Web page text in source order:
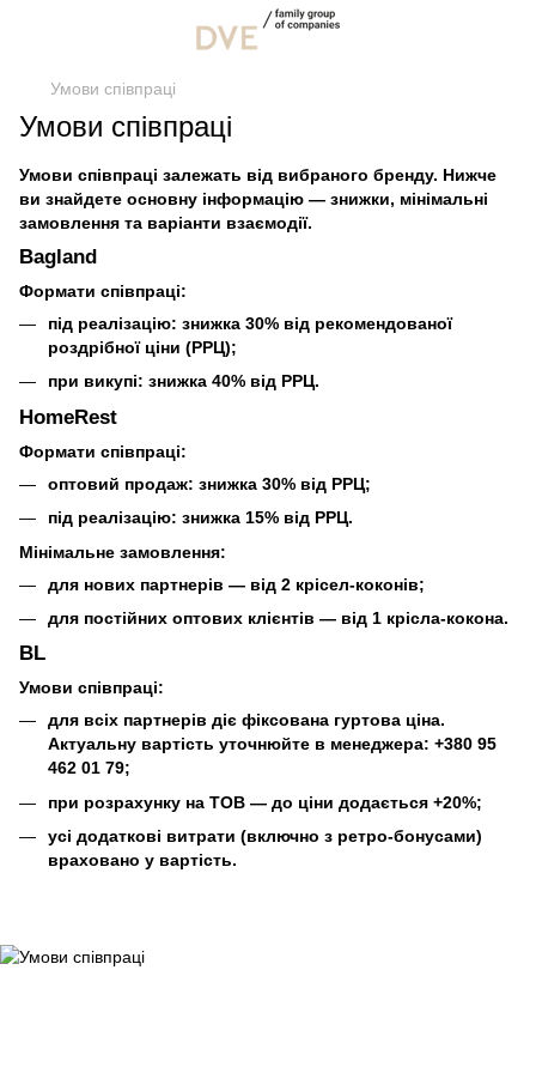
Умови співпраці
Умови співпраці
Умови співпраці залежать від вибраного бренду. Нижче
ви знайдете основну інформацію — знижки, мінімальні
замовлення та варіанти взаємодії.
Bagland
Формати співпраці:
під реалізацію: знижка 30% від рекомендованої
роздрібної ціни (РРЦ);
при викупі: знижка 40% від РРЦ.
HomeRest
Формати співпраці:
оптовий продаж: знижка 30% від РРЦ;
під реалізацію: знижка 15% від РРЦ.
Мінімальне замовлення:
для нових партнерів — від 2 крісел-коконів;
для постійних оптових клієнтів — від 1 крісла-кокона.
BL
Умови співпраці:
для всіх партнерів діє фіксована гуртова ціна.
Актуальну вартість уточнюйте в менеджера: +380 95
462 01 79;
при розрахунку на ТОВ — до ціни додається +20%;
усі додаткові витрати (включно з ретро-бонусами)
враховано у вартість.